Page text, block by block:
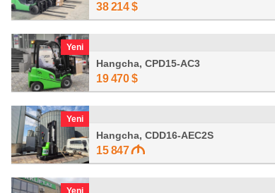
38 214 $
Yeni
Hangcha, CPD15-AC3
19 470 $
Yeni
Hangcha, CDD16-AEC2S
15 847
Yeni